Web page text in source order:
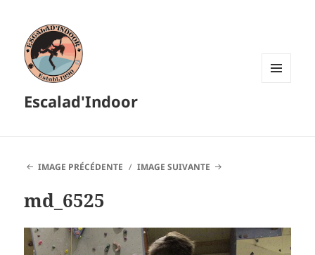
Escalad'Indoor
IMAGE PRÉCÉDENTE IMAGE SUIVANTE
md_6525